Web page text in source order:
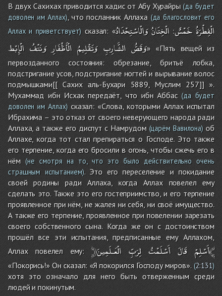
В двух Сахихах приводится хадис от Абу Хурайры(да будет
доволен им Аллах), что посланник Аллаха (да благословит его
Аллах и приветствует) сказал: « الْفِطْرَةُخَمْسٌ:الْخِتَانُوَالْاسْتِحْدَادُ
وَقَصُّ الشَّارِبِ وَتَقْلِيمُ الْأَظْفَارِ وَنَتْفُ الْإِبْط
» «Пять вещей из
первозданного состояния: обрезание, бритьё лобка,
подстригание усов, подстригание ногтей и вырывание волос
подмышками[[ Сахих аль-Бухари 5889, Муслим 257]] ».
Мухаммад ибн Исхак передаёт, что ибн Аббас(да будет
доволен им Аллах)сказал: «Слова, которыми Аллах испытал
Ибрахима – это отказ от своего неверующего народа ради
Аллаха, а также его диспут с Намрудом(царём Вавилона) об
Аллахе, когда тот стал препираться о Господе. Это также
его терпение, когда его бросили в огонь, чтобы сжечь его в
нём(не смотря на то, что это было действительно очень
страшным испытанием). Это его переселение и покидание
своей родины ради Аллаха, когда Аллах повелел ему
сделать это. Также это его гостеприимство, и его терпение
проявленное при нём, не жалея ни себя, ни своё имущество.
А также его терпение, проявленное при повелении зарезать
своего собственного сына. Когда же он с достоинством
прошёл все эти испытания, предписанные ему Аллахом,
Аллах повелел ему:
﴿أَسْلِمْ قَالَ أَسْلَمْتُ لِرَبِّ الْعَـلَمِينَ﴾
«Покорись!» Он сказал: «Я покорился Господу миров». (2:131)
хотя это означало для него быть отверженным среди
людей и покинутым.